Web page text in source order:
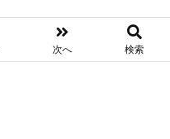
次へ 検索